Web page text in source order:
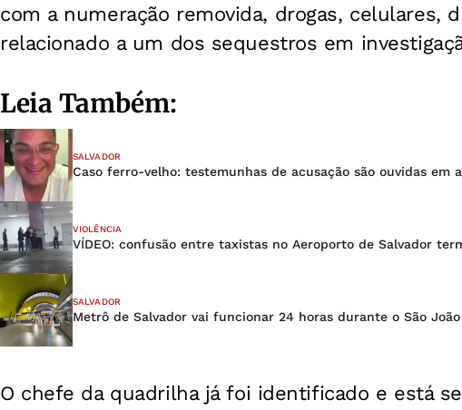
com a numeração removida, drogas, celulares,
relacionado a um dos sequestros em
Leia Também:
SALVADOR
Caso ferro-velho: testemunhas de acusação são ouvidas em
VIOLÊNCIA
VÍDEO: confusão entre taxistas no Aeroporto de Salvador
SALVADOR
Metrô de Salvador vai funcionar 24 horas durante o São João
O chefe da quadrilha já foi identificado e está